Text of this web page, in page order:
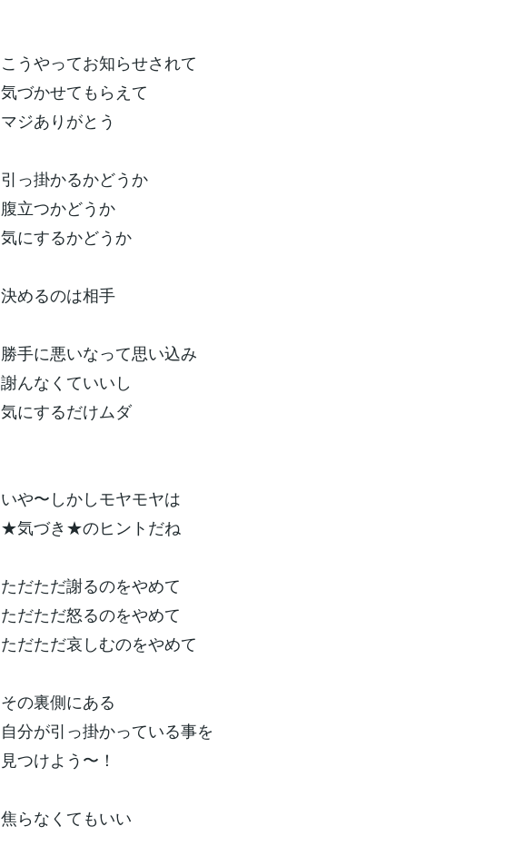
こうやってお知らせされて
気づかせてもらえて
マジありがとう
引っ掛かるかどうか
腹立つかどうか
気にするかどうか
決めるのは相手
勝手に悪いなって思い込み
謝んなくていいし
気にするだけムダ
いや〜しかしモヤモヤは
★気づき★のヒントだね
ただただ謝るのをやめて
ただただ怒るのをやめて
ただただ哀しむのをやめて
その裏側にある
自分が引っ掛かっている事を
見つけよう〜！
焦らなくてもいい